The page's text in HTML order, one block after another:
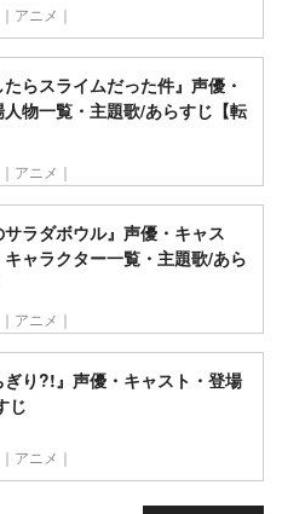
｜アニメ｜
らスライムだった件』声優・
物一覧・主題歌/あらすじ【転
｜アニメ｜
ラダボウル』声優・キャス
キャラクター一覧・主題歌/あら
｜アニメ｜
り?!』声優・キャスト・登場
じ
｜アニメ｜